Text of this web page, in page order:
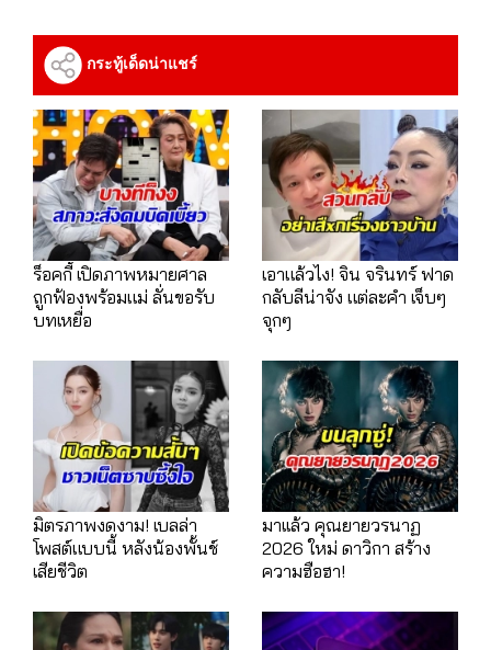
กระทู้เด็ดน่าแชร์
ร็อคกี้ เปิดภาพหมายศาล
ถูกฟ้องพร้อมแม่ ลั่นขอรับ
บทเหยื่อ
เอาแล้วไง! จิน จรินทร์ ฟาด
กลับลีน่าจัง แต่ละคำ เจ็บๆ
จุกๆ
มิตรภาพงดงาม! เบลล่า
โพสต์แบบนี้ หลังน้องพั้นช์
เสียชีวิต
มาเเล้ว คุณยายวรนาฏ
2026 ใหม่ ดาวิกา สร้าง
ความฮือฮา!